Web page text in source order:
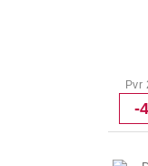
Pvr
-